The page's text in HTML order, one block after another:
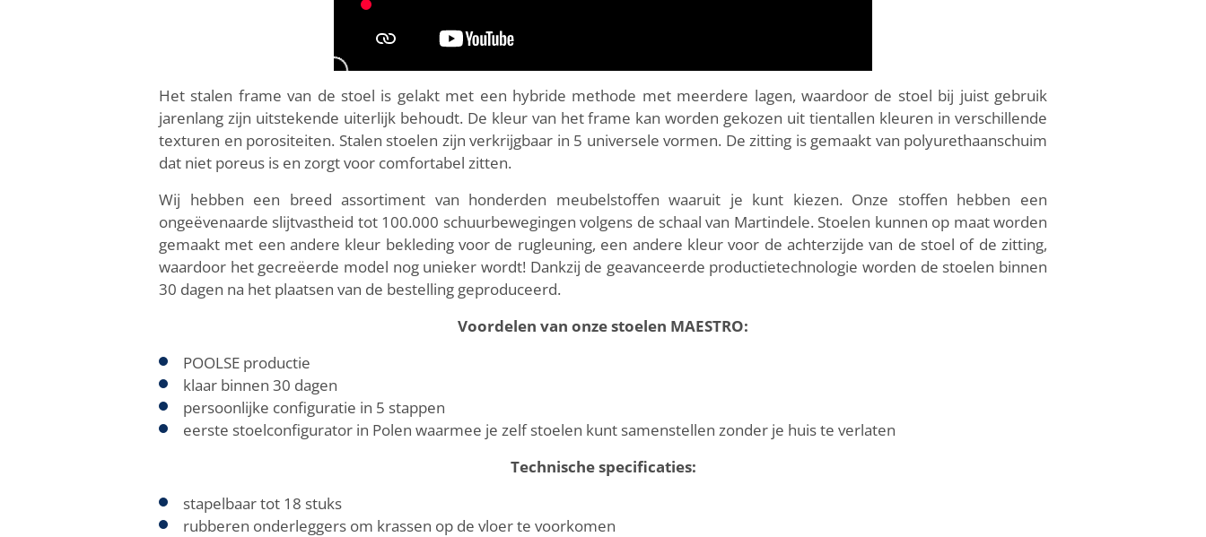
Het stalen frame van de stoel is gelakt met een hybride methode met meerdere lagen, waardoor de stoel bij juist gebruik
jarenlang zijn uitstekende uiterlijk behoudt. De kleur van het frame kan worden gekozen uit tientallen kleuren in verschillende
texturen en porositeiten. Stalen stoelen zijn verkrijgbaar in 5 universele vormen. De zitting is gemaakt van polyurethaanschuim
dat niet poreus is en zorgt voor comfortabel zitten.
Wij hebben een breed assortiment van honderden meubelstoffen waaruit je kunt kiezen. Onze stoffen hebben een
ongeëvenaarde slijtvastheid tot 100.000 schuurbewegingen volgens de schaal van Martindele. Stoelen kunnen op maat worden
gemaakt met een andere kleur bekleding voor de rugleuning, een andere kleur voor de achterzijde van de stoel of de zitting,
waardoor het gecreëerde model nog unieker wordt! Dankzij de geavanceerde productietechnologie worden de stoelen binnen
30 dagen na het plaatsen van de bestelling geproduceerd.
Voordelen van onze stoelen MAESTRO:
POOLSE productie
klaar binnen 30 dagen
persoonlijke configuratie in 5 stappen
eerste stoelconfigurator in Polen waarmee je zelf stoelen kunt samenstellen zonder je huis te verlaten
Technische specificaties:
stapelbaar tot 18 stuks
rubberen onderleggers om krassen op de vloer te voorkomen